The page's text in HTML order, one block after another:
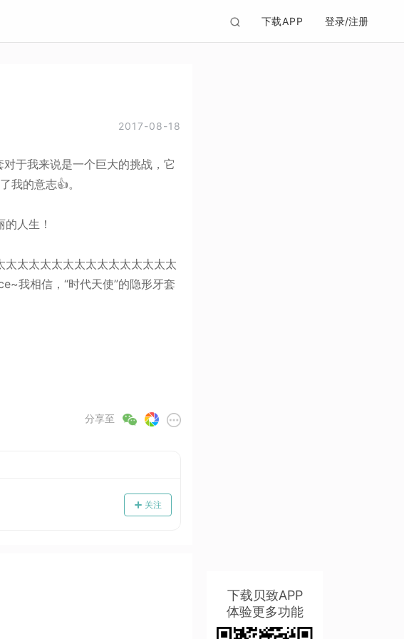
下载APP 登录/注册
2017-08-18
于我来说是一个巨大的挑战，它
我的意志👍。
人生！
太太太太太太太太太太太太太太
我相信，“时代天使”的隐形牙套
分享至
关注
下载贝致APP
体验更多功能